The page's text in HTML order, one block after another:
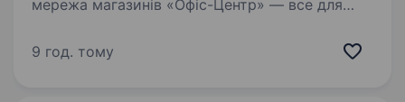
мережа магазинів «Офіс-Центр» — все для
В2С та В2В сегменти. Основними напрямками
9 год. тому